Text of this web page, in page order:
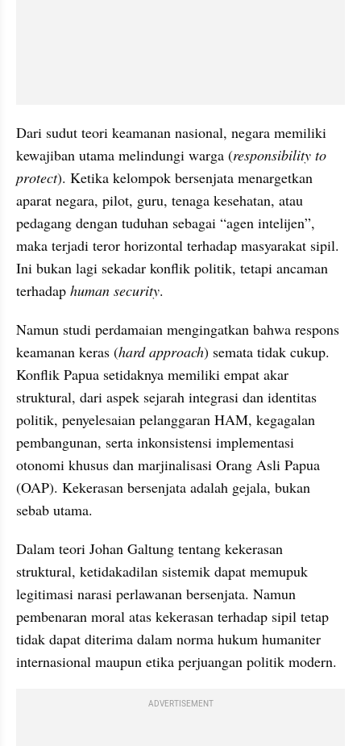
Dari sudut teori keamanan nasional, negara memiliki
kewajiban utama melindungi warga (responsibility to
protect). Ketika kelompok bersenjata menargetkan
aparat negara, pilot, guru, tenaga kesehatan, atau
pedagang dengan tuduhan sebagai “agen intelijen”,
maka terjadi teror horizontal terhadap masyarakat sipil.
Ini bukan lagi sekadar konflik politik, tetapi ancaman
terhadap human security.
Namun studi perdamaian mengingatkan bahwa respons
keamanan keras (hard approach) semata tidak cukup.
Konflik Papua setidaknya memiliki empat akar
struktural, dari aspek sejarah integrasi dan identitas
politik, penyelesaian pelanggaran HAM, kegagalan
pembangunan, serta inkonsistensi implementasi
otonomi khusus dan marjinalisasi Orang Asli Papua
(OAP). Kekerasan bersenjata adalah gejala, bukan
sebab utama.
Dalam teori Johan Galtung tentang kekerasan
struktural, ketidakadilan sistemik dapat memupuk
legitimasi narasi perlawanan bersenjata. Namun
pembenaran moral atas kekerasan terhadap sipil tetap
tidak dapat diterima dalam norma hukum humaniter
internasional maupun etika perjuangan politik modern.
ADVERTISEMENT